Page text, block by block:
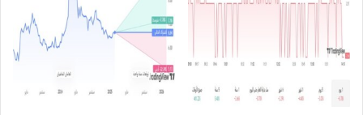
م
ص